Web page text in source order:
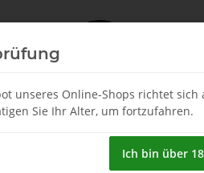
Spirituosen
unseres Online-Shops richtet
Sie Ihr Alter, um fortzufahren.
Ich bin über